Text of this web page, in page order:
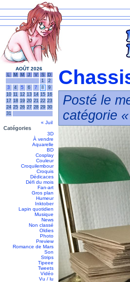
AOÛT 2026
L M M J V S
D
1
2
3
4 5 6 7 8
9
10 11 12 13 14 15 16
17 18 19 20 21 22 23
24 25 26 27 28 29 30
31
« Juil
Catégories
3D
À vendre
Aquarelle
BD
Cosplay
Couleur
Croquilembour
Croquis
Dédicaces
Défi du mois
Fan-art
Gros plan
Humeur
Inktober
Lapin quotidien
Musique
News
Non classé
Oldies
Photo
Preview
Romance de Mars
Son
Strips
Tipeee
Tweets
Vidéo
Vu / lu
Posté le
catégorie «